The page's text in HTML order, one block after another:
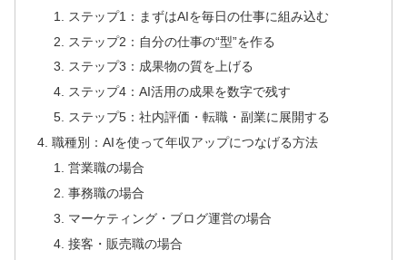
ステップ1：まずはAIを毎日の仕事に組み込む
ステップ2：自分の仕事の“型”を作る
ステップ3：成果物の質を上げる
ステップ4：AI活用の成果を数字で残す
ステップ5：社内評価・転職・副業に展開する
職種別：AIを使って年収アップにつなげる方法
営業職の場合
事務職の場合
マーケティング・ブログ運営の場合
接客・販売職の場合